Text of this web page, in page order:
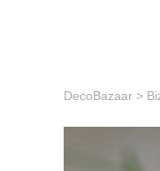
DecoBazaar >